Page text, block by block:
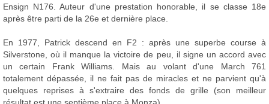
Ensign N176. Auteur d'une prestation honorable, il se classe 18e
après être parti de la 26e et dernière place.
En 1977, Patrick descend en F2 : après une superbe course à
Silverstone, où il manque la victoire de peu, il signe un accord avec
un certain Frank Williams. Mais au volant d'une March 761
totalement dépassée, il ne fait pas de miracles et ne parvient qu'à
quelques reprises à s'extraire des fonds de grille (son meilleur